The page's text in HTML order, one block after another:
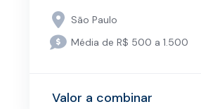
São Paulo
Média de R$ 500 a 1.500
Valor a combinar